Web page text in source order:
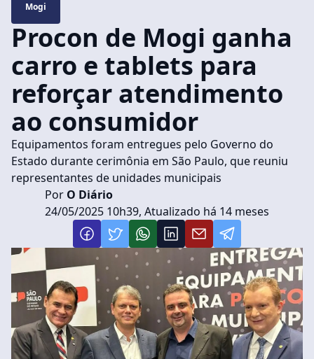
Mogi
Procon de Mogi ganha
carro e tablets para
reforçar atendimento
ao consumidor
Equipamentos foram entregues pelo Governo do
Estado durante cerimônia em São Paulo, que reuniu
representantes de unidades municipais
Por O Diário
24/05/2025 10h39, Atualizado há 14 meses